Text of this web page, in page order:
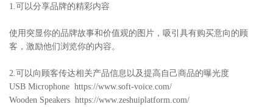
1.可以分享品牌的精彩内容
使用突显你的品牌故事和价值观的图片，吸引具有购买意向的顾
客，激励他们浏览你的内容。
2.可以向顾客传达相关产品信息以及提高自己商品的曝光度
USB Microphone https://www.soft-voice.com/
Wooden Speakers https://www.zeshuiplatform.com/